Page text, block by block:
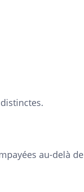
au-delà de